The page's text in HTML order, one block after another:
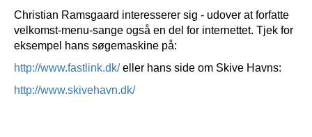
Christian Ramsgaard interesserer sig - udover at forfatte
velkomst-menu-sange også en del for internettet. Tjek for
eksempel hans søgemaskine på:
http://www.fastlink.dk/eller hans side om Skive Havns:
http://www.skivehavn.dk/